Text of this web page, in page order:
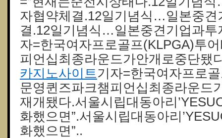
자협약체결.12일기념식…일본중견
결.12일기념식…일본중견기업과투
자=한국여자프로골프(KLPGA)투
피언십최종라운드가안개로중단됐
카지노사이트기자=한국여자프로
문영퀸즈파크챔피언십최종라운드
재개됐다.서울시립대동아리
화했으면”.서울시립대동아리
화했으면”..